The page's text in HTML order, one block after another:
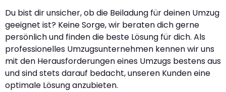
Du bist dir unsicher, ob die Beiladung für deinen Umzug
geeignet ist? Keine Sorge, wir beraten dich gerne
persönlich und finden die beste Lösung für dich. Als
professionelles Umzugsunternehmen kennen wir uns
mit den Herausforderungen eines Umzugs bestens aus
und sind stets darauf bedacht, unseren Kunden eine
optimale Lösung anzubieten.